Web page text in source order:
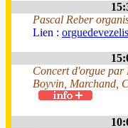
Pascal Reber
Lien :
Concert d'orgue par
Boyvin, Marchand,